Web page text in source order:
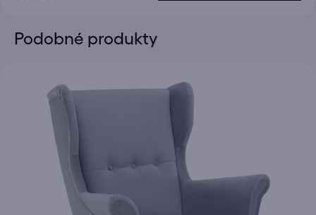
Podobné produkty